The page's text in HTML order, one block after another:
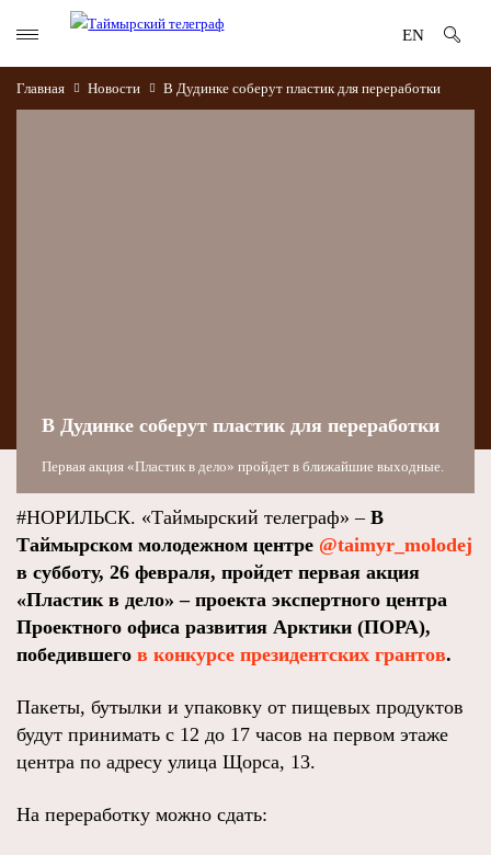
EN
Главная Новости В Дудинке соберут пластик для переработки
В Дудинке соберут пластик для переработки
Первая акция «Пластик в дело» пройдет в ближайшие выходные.
#НОРИЛЬСК. «Таймырский телеграф» – В
Таймырском молодежном центре @taimyr_molodej
в субботу, 26 февраля, пройдет первая акция
«Пластик в дело» – проекта экспертного центра
Проектного офиса развития Арктики (ПОРА),
победившего в конкурсе президентских грантов.
Пакеты, бутылки и упаковку от пищевых продуктов
будут принимать с 12 до 17 часов на первом этаже
центра по адресу улица Щорса, 13.
На переработку можно сдать: